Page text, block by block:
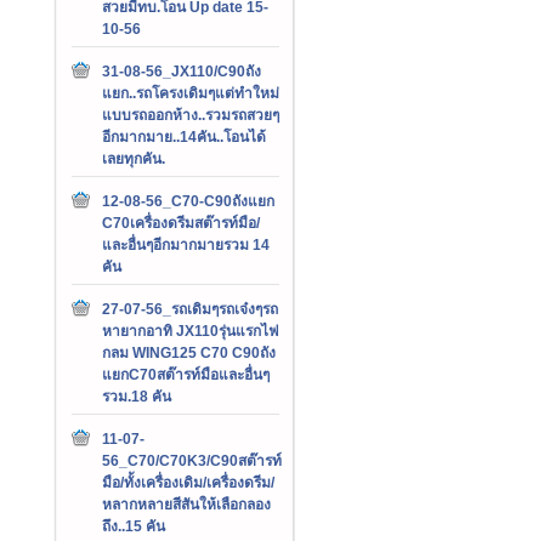
สวยมีทบ.โอน Up date 15-
10-56
31-08-56_JX110/C90ถัง
แยก..รถโครงเดิมๆแต่ทำใหม่
แบบรถออกห้าง..รวมรถสวยๆ
อีกมากมาย..14คัน..โอนได้
เลยทุกคัน.
12-08-56_C70-C90ถังแยก
C70เครื่องดรีมสต๊ารท์มือ/
และอื่นๆอีกมากมายรวม 14
คัน
27-07-56_รถเดิมๆรถเจ๋งๆรถ
หายากอาทิ JX110รุ่นแรกไฟ
กลม WING125 C70 C90ถัง
แยกC70สต๊ารท์มือและอื่นๆ
รวม.18 คัน
11-07-
56_C70/C70K3/C90สต๊ารท์
มือ/ทั้งเครื่องเดิม/เครื่องดรีม/
หลากหลายสีสันให้เลือกลอง
ถึง..15 คัน